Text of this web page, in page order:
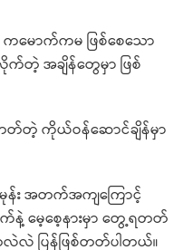
ကမောက်ကမ ဖြစ်စေသော
က်တဲ့ အချိန်တွေမှာ ဖြစ်
တတ်တဲ့ ကိုယ်ဝန်ဆောင်ချိန်မှာ
မုန်း အတက်အကျကြောင့်
နဲ့ မေ့စေ့နားမှာ တွေ့ရတတ်
လဲ ပြန်ဖြစ်တတ်ပါတယ်။